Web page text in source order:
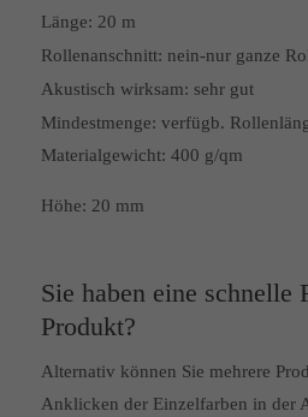
Länge: 20 m
Rollenanschnitt: nein-nur ganze
Akustisch wirksam: sehr gut
Mindestmenge: verfügb.
Materialgewicht: 400 g/qm
Höhe: 20 mm
Sie haben eine schnelle
Produkt?
Alternativ können Sie mehrere
Anklicken der Einzelfarben in der